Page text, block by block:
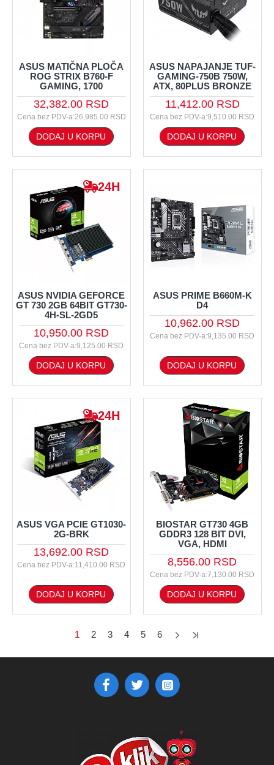
ASUS MATIČNA PLOČA
ROG STRIX B760-F
GAMING, 1700
32,382.00 RSD
Cena bez PDV-a:26,985.00 RSD
DODAJ U KORPU
ASUS NAPAJANJE TUF-
GAMING-750B 750W,
ATX, 80PLUS BRONZE
11,412.00 RSD
Cena bez PDV-a:9,510.00 RSD
DODAJ U KORPU
24H
ASUS NVIDIA GEFORCE
GT 730 2GB 64BIT GT730-
4H-SL-2GD5
10,950.00 RSD
Cena bez PDV-a:9,125.00 RSD
DODAJ U KORPU
ASUS PRIME B660M-K
D4
10,962.00 RSD
Cena bez PDV-a:9,135.00 RSD
DODAJ U KORPU
24H
ASUS VGA PCIE GT1030-
2G-BRK
13,692.00 RSD
Cena bez PDV-a:11,410.00 RSD
DODAJ U KORPU
BIOSTAR GT730 4GB
GDDR3 128 BIT DVI,
VGA, HDMI
8,556.00 RSD
Cena bez PDV-a:7,130.00 RSD
DODAJ U KORPU
1 2 3 4 5 6